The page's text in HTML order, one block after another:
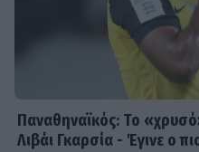
Παναθηναϊκός: Το
Λιβάι Γκαρσία - Έγινε ο